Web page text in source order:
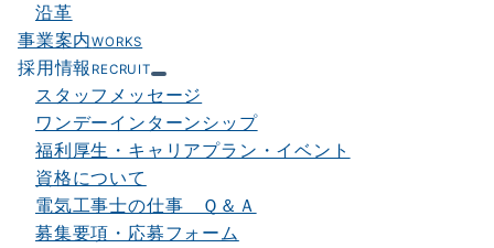
沿革
事業案内WORKS
採用情報 RECRUIT
スタッフメッセージ
ワンデーインターンシップ
福利厚生・キャリアプラン・イベント
資格について
電気工事士の仕事 Ｑ＆Ａ
募集要項・応募フォーム